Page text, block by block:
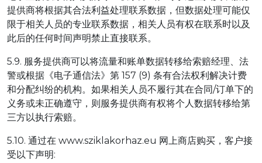
提供商将根据其合法利益处理联系数据，但数据处理可能仅
限于相关人员的专业联系数据，相关人员有权在联系时以及
此后的任何时间声明禁止直接联系。
5.9. 服务提供商可以将流量和账单数据转移给索赔经理、法
警或根据《电子通信法》第 157 (9) 条有合法权利解决计费
和分配纠纷的机构。如果相关人员不履行其在合同/订单下的
义务或未正确遵守，则服务提供商有权将个人数据转移给第
三方以执行索赔。
5.10. 通过在 www.sziklakorhaz.eu 网上商店购买，客户接
受以下声明: